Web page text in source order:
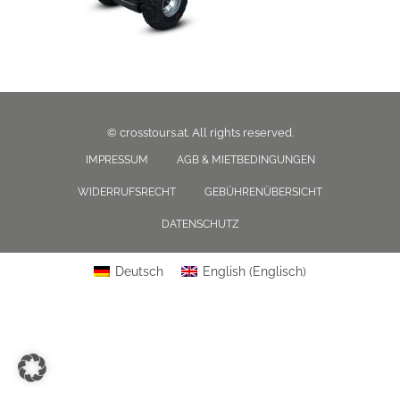
© crosstours.at. All rights reserved.
IMPRESSUM AGB & MIETBEDINGUNGEN
WIDERRUFSRECHT GEBÜHRENÜBERSICHT
DATENSCHUTZ
Deutsch English(Englisch)